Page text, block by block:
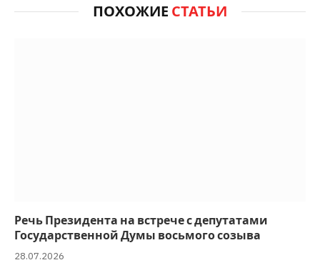
ПОХОЖИЕ СТАТЬИ
Речь Президента на встрече с депутатами
Государственной Думы восьмого созыва
28.07.2026